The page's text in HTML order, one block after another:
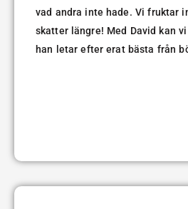
vad andra inte hade. Vi fruktar
skatter längre! Med David kan
han letar efter erat bästa från